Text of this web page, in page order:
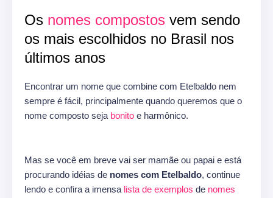
Os nomes compostos vem sendo
os mais escolhidos no Brasil nos
últimos anos
Encontrar um nome que combine com Etelbaldo nem
sempre é fácil, principalmente quando queremos que o
nome composto seja bonito e harmônico.
Mas se você em breve vai ser mamãe ou papai e está
procurando idéias de nomes com Etelbaldo, continue
lendo e confira a imensa lista de exemplos de nomes